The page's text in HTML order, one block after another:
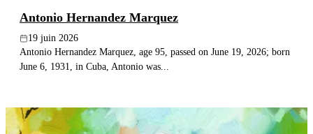
Antonio Hernandez Marquez
19 juin 2026
Antonio Hernandez Marquez, age 95, passed on June 19, 2026; born
June 6, 1931, in Cuba, Antonio was...